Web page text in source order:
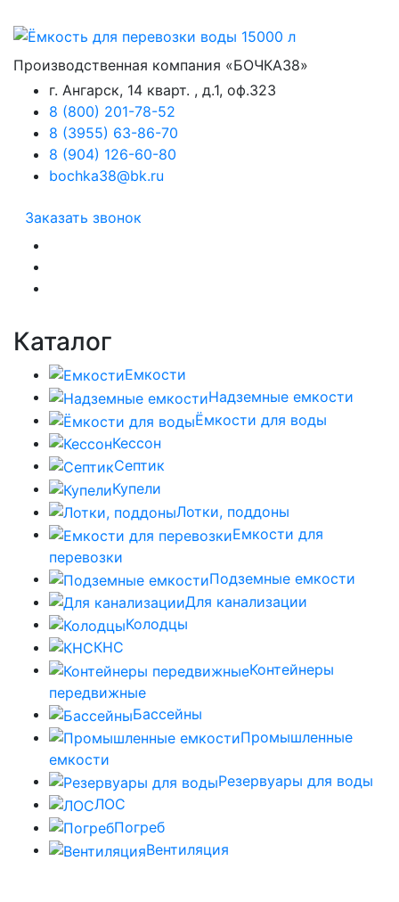
Производственная компания «БОЧКА38»
г. Ангарск, 14 кварт. , д.1, оф.323
8 (800) 201-78-52
8 (3955) 63-86-70
8 (904) 126-60-80
bochka38@bk.ru
Заказать звонок
Каталог
Емкости
Надземные емкости
Ёмкости для воды
Кессон
Септик
Купели
Лотки, поддоны
Емкости для
перевозки
Подземные емкости
Для канализации
Колодцы
КНС
Контейнеры
передвижные
Бассейны
Промышленные
емкости
Резервуары для воды
ЛОС
Погреб
Вентиляция